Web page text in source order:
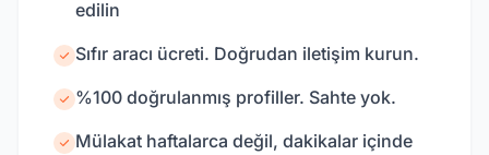
edilin
Sıfır aracı ücreti. Doğrudan iletişim kurun.
%100 doğrulanmış profiller. Sahte yok.
Mülakat haftalarca değil, dakikalar içinde